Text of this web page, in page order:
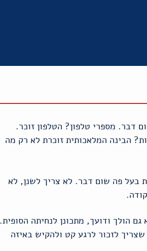
דבר. מספרי טלפון? הטלפון זוכר.
הבינה המלאכותית זוכרת לא רק מה
בעל פה שום דבר. לא צריך לשנן, לא
הולך ודועך, מתכונן לנחיתה הסופית.
לזכור לרגע קט ולהקיש באיזה